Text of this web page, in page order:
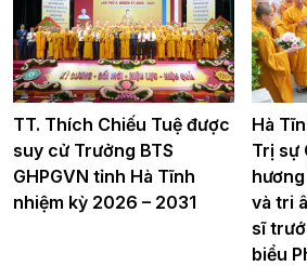
TT. Thích Chiếu Tuệ được
suy cử Trưởng BTS
GHPGVN tỉnh Hà Tĩnh
nhiệm kỳ 2026 – 2031
Hà
Trị sự
và tri
sĩ
biểu